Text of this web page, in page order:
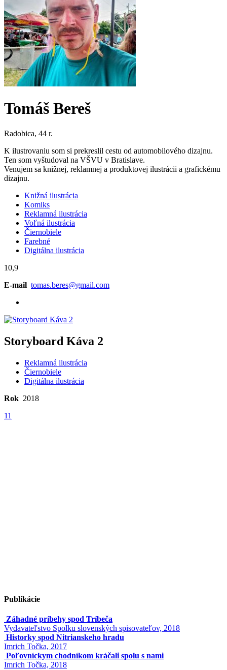
Tomáš Bereš
Radobica, 44 r.
K ilustrovaniu som si prekreslil cestu od automobilového dizajnu.
Ten som vyštudoval na VŠVU v Bratislave.
Venujem sa knižnej, reklamnej a produktovej ilustrácii a grafickému
dizajnu.
Knižná ilustrácia
Komiks
Reklamná ilustrácia
Voľná ilustrácia
Čiernobiele
Farebné
Digitálna ilustrácia
10,9
E-mail tomas.beres@gmail.com
Storyboard Káva 2
Reklamná ilustrácia
Čiernobiele
Digitálna ilustrácia
Rok 2018
11
Publikácie
Záhadné príbehy spod Tríbeča
Vydavateľstvo Spolku slovenských spisovateľov, 2018
Historky spod Nitrianskeho hradu
Imrich Točka, 2017
Poľovníckym chodníkom kráčali spolu s nami
Imrich Točka, 2018